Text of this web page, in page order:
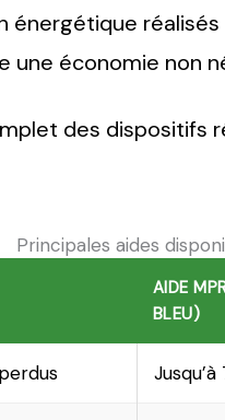
réalisés
une économie non
des dispositifs
Principales aides
AIDE
BLEU)